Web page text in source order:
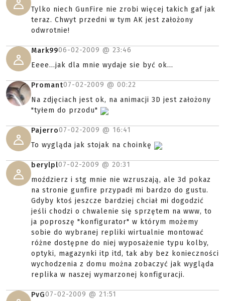
Tylko niech GunFire nie zrobi więcej takich gaf jak
teraz. Chwyt przedni w tym AK jest założony
odwrotnie!
Mark9906-02-2009 @ 23:46
Eeee...jak dla mnie wydaje sie być ok...
Promant07-02-2009 @ 00:22
Na zdjęciach jest ok, na animacji 3D jest założony
"tyłem do przodu"
Pajerro07-02-2009 @ 16:41
To wygląda jak stojak na choinkę
berylpl07-02-2009 @ 20:31
moździerz i stg mnie nie wzruszają, ale 3d pokaz
na stronie gunfire przypadł mi bardzo do gustu.
Gdyby ktoś jeszcze bardziej chciał mi dogodzić
jeśli chodzi o chwalenie się sprzętem na www, to
ja poproszę "konfigurator" w którym możemy
sobie do wybranej repliki wirtualnie montować
różne dostępne do niej wyposażenie typu kolby,
optyki, magazynki itp itd, tak aby bez konieczności
wychodzenia z domu można zobaczyć jak wygląda
replika w naszej wymarzonej konfiguracji.
PvG07-02-2009 @ 21:51